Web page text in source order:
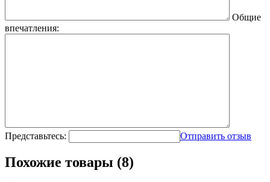
Общие
впечатления:
Представьтесь: Отправить отзыв
Похожие товары (8)